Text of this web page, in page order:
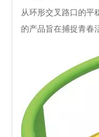
从环形交叉路口的平
的产品旨在捕捉青春